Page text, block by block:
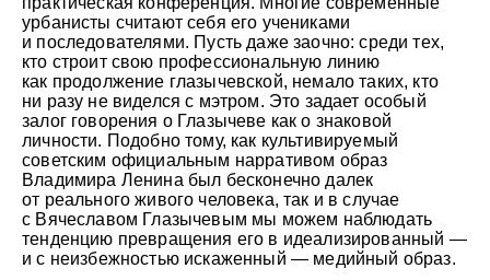
урбанисты считают себя его учениками
и последователями. Пусть даже заочно: среди тех,
кто строит свою профессиональную линию
как продолжение глазычевской, немало таких, кто
ни разу не виделся с мэтром. Это задает особый
залог говорения о Глазычеве как о знаковой
личности. Подобно тому, как культивируемый
советским официальным нарративом образ
Владимира Ленина был бесконечно далек
от реального живого человека, так и в случае
с Вячеславом Глазычевым мы можем наблюдать
тенденцию превращения его в идеализированный —
и с неизбежностью искаженный — медийный образ.